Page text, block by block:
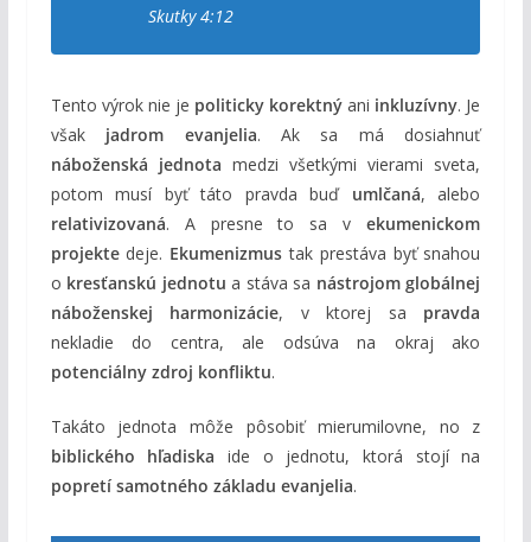
Skutky 4:12
Tento výrok nie je politicky korektný ani inkluzívny. Je
však jadrom evanjelia. Ak sa má dosiahnuť
náboženská jednota medzi všetkými vierami sveta,
potom musí byť táto pravda buď umlčaná, alebo
relativizovaná. A presne to sa vekumenickom
projektedeje. Ekumenizmus tak prestáva byť snahou
o kresťanskú jednotu a stáva sa nástrojom globálnej
náboženskej harmonizácie, v ktorej sa pravda
nekladie do centra, ale odsúva na okraj ako
potenciálny zdroj konfliktu.
Takáto jednota môže pôsobiť mierumilovne, no z
biblického hľadiska ide o jednotu, ktorá stojí na
popretí samotného základu evanjelia.